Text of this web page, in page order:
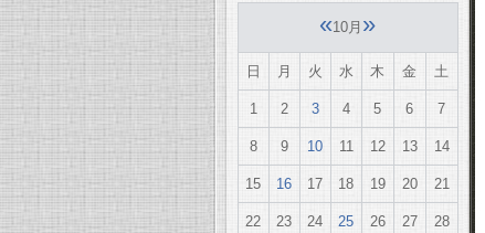
«10月 »
日 月 火 水 木 金 土
1 2 3 4 5 6 7
8 9 10 11 12 13 14
15 16 17 18 19 20 21
22 23 24 25 26 27 28